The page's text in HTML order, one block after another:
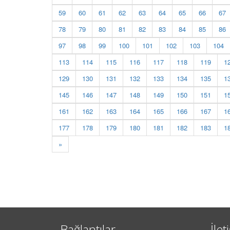
59
60 61 62 63 64 65 66
67
78
79 80 81 82 83 84 85
86
97
98 99 100 101 102 103
104
113
114 115 116 117 118 119
129
130 131 132 133 134 135
145
146 147 148 149 150 151
161
162 163 164 165 166 167
177
178 179 180 181 182 183
»